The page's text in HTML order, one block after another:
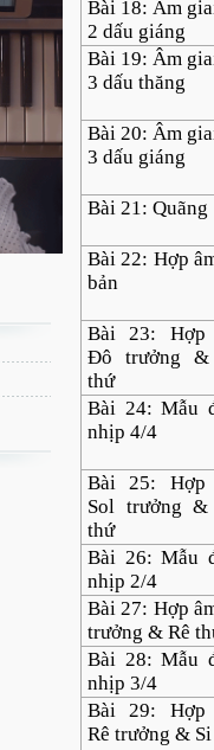
Bài 18: Âm
2 dấu giáng
Bài 19: Âm
3 dấu thăng
Bài 20: Âm
3 dấu giáng
Bài 21: Quãng
Bài 22: Hợp
bản
Bài 23: Hợp
Đô trưởng
thứ
Bài 24: Mẫu
nhịp 4/4
Bài 25: Hợp
Sol trưởng
thứ
Bài 26: Mẫu
nhịp 2/4
Bài 27: Hợp
trưởng & Rê
Bài 28: Mẫu
nhịp 3/4
Bài 29: Hợp
Rê trưởng &